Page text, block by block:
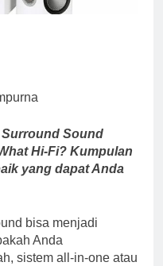
Years Ago
Sound
Hi-Fi? Kumpulan
yang dapat Anda
bisa menjadi
Anda
sistem all-in-one atau